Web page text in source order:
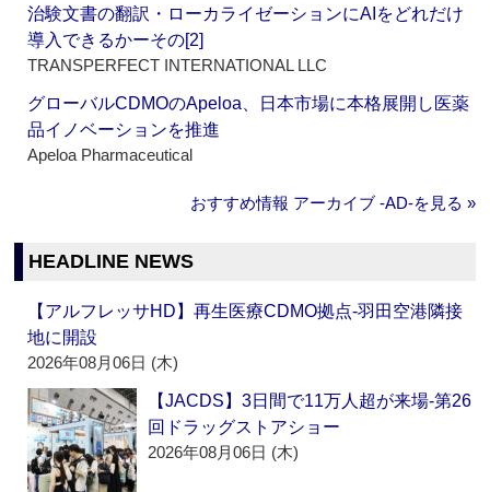
治験文書の翻訳・ローカライゼーションにAIをどれだけ
導入できるかーその[2]
TRANSPERFECT INTERNATIONAL LLC
グローバルCDMOのApeloa、日本市場に本格展開し医薬
品イノベーションを推進
Apeloa Pharmaceutical
おすすめ情報 アーカイブ ‐AD‐を見る »
HEADLINE NEWS
【アルフレッサHD】再生医療CDMO拠点‐羽田空港隣接
地に開設
2026年08月06日 (木)
【JACDS】3日間で11万人超が来場‐第26
回ドラッグストアショー
2026年08月06日 (木)